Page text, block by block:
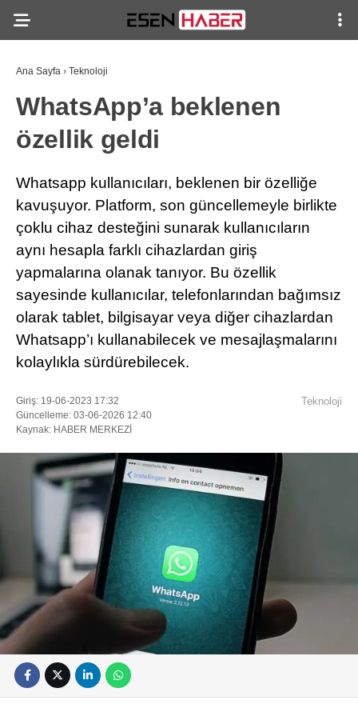
Ana Sayfa › Teknoloji
WhatsApp’a beklenen
özellik geldi
Whatsapp kullanıcıları, beklenen bir özelliğe
kavuşuyor. Platform, son güncellemeyle birlikte
çoklu cihaz desteğini sunarak kullanıcıların
aynı hesapla farklı cihazlardan giriş
yapmalarına olanak tanıyor. Bu özellik
sayesinde kullanıcılar, telefonlarından bağımsız
olarak tablet, bilgisayar veya diğer cihazlardan
Whatsapp’ı kullanabilecek ve mesajlaşmalarını
kolaylıkla sürdürebilecek.
Giriş: 19-06-2023 17:32
Güncelleme: 03-06-2026 12:40
Kaynak: HABER MERKEZİ
Teknoloji